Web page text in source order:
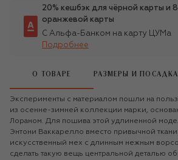
20% кешбэк для чёрной карты и
оранжевой карты
С Альфа-Банком на карту ЦУМа
Подробнее
О ТОВАРЕ РАЗМЕРЫ И ПОСАДКА
Эксперименты с материалом пошли на
из осенне-зимней коллекции марки,
Лораном. Для пошива этой удлиненной
Энтони Ваккарелло вместо привычной
искусственный мех с длинным нежным
сделать такую вещь центральной деталью